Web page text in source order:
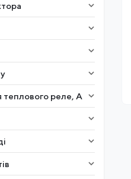
теплового реле, А